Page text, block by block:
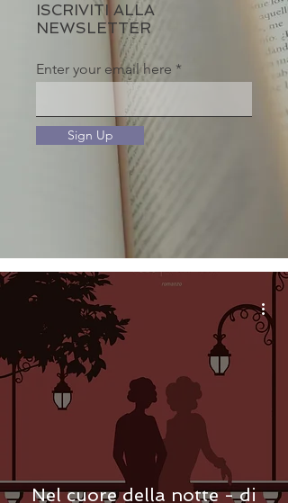
ISCRIVITI ALLA
NEWSLETTER
Enter your email here
Sign Up
Nel cuore della notte - di